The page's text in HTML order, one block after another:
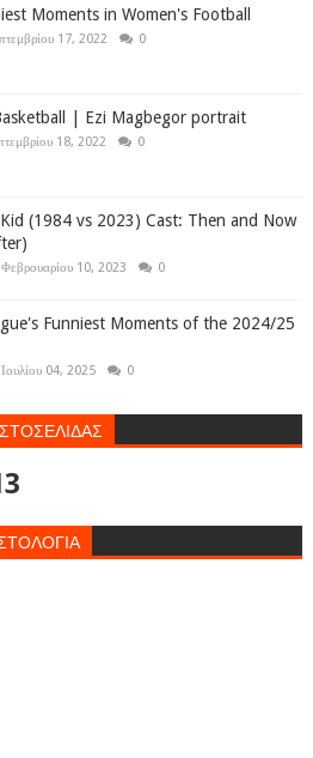
Moments in Women's Football
17, 2022 0
| Ezi Magbegor portrait
18, 2022 0
(1984 vs 2023) Cast: Then and Now
10, 2023 0
Funniest Moments of the 2024/25
04, 2025 0